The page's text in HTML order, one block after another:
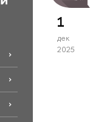
1
дек
2025